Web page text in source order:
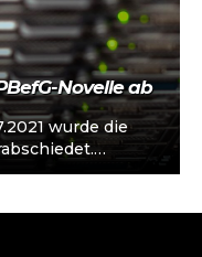
Novelle ab
wurde die
nur